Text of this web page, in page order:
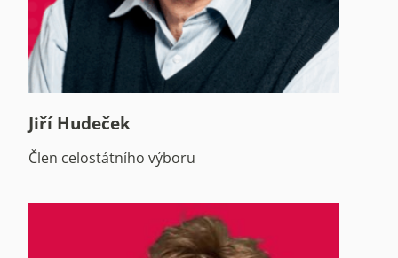
Jiří Hudeček
Člen celostátního výboru